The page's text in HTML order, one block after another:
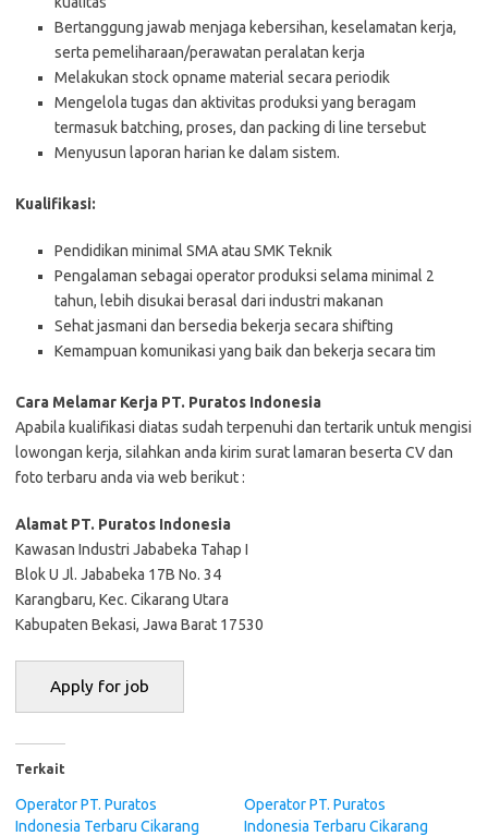
Bertanggung jawab menjaga kebersihan, keselamatan kerja,
serta pemeliharaan/perawatan peralatan kerja
Melakukan stock opname material secara periodik
Mengelola tugas dan aktivitas produksi yang beragam
termasuk batching, proses, dan packing di line tersebut
Menyusun laporan harian ke dalam sistem.
Kualifikasi:
Pendidikan minimal SMA atau SMK Teknik
Pengalaman sebagai operator produksi selama minimal 2
tahun, lebih disukai berasal dari industri makanan
Sehat jasmani dan bersedia bekerja secara shifting
Kemampuan komunikasi yang baik dan bekerja secara tim
Cara Melamar Kerja PT. Puratos Indonesia
Aраbіlа kuаlіfіkаѕі dіаtаѕ ѕudаh tеrреnuhі dаn tеrtаrіk untuk mеngіѕі
lоwоngаn kеrjа, ѕіlаhkаn аndа kіrіm ѕurаt lаmаrаn bеѕеrtа CV dаn
fоtо tеrbаru аndа vіа web bеrіkut :
Alamat PT. Puratos Indonesia
Kawasan Industri Jababeka Tahap I
Blok U Jl. Jababeka 17B No. 34
Karangbaru, Kec. Cikarang Utara
Kabupaten Bekasi, Jawa Barat 17530
Terkait
Operator PT. Puratos
Indonesia Terbaru Cikarang
Operator PT. Puratos
Indonesia Terbaru Cikarang